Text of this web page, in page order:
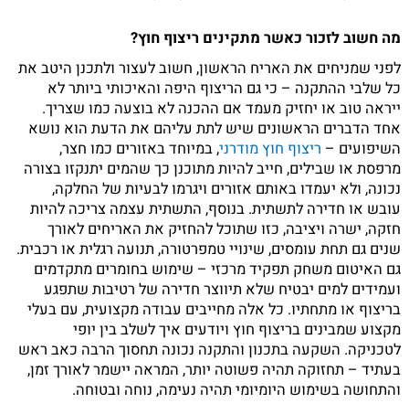
מה חשוב לזכור כאשר מתקינים ריצוף חוץ?
לפני שמניחים את האריח הראשון, חשוב לעצור ולתכנן היטב את
כל שלבי ההתקנה – כי גם הריצוף היפה והאיכותי ביותר לא
ייראה טוב או יחזיק מעמד אם ההכנה לא בוצעה כמו שצריך.
אחד הדברים הראשונים שיש לתת עליהם את הדעת הוא נושא
השיפועים – ריצוף חוץ מודרני, במיוחד באזורים כמו חצר,
מרפסת או שבילים, חייב להיות מתוכנן כך שהמים יתנקזו בצורה
נכונה, ולא יעמדו באותם אזורים ויגרמו לבעיות של החלקה,
עובש או חדירה לתשתית. בנוסף, התשתית עצמה צריכה להיות
חזקה, ישרה ויציבה, כזו שתוכל להחזיק את האריחים לאורך
שנים גם תחת עומסים, שינויי טמפרטורה, תנועה רגלית או רכבית.
גם האיטום משחק תפקיד מרכזי – שימוש בחומרים מתקדמים
ועמידים למים יבטיח שלא תיווצר חדירה של רטיבות שתפגע
בריצוף או מתחתיו. כל אלה מחייבים עבודה מקצועית, עם בעלי
מקצוע שמבינים בריצוף חוץ ויודעים איך לשלב בין יופי
לטכניקה. השקעה בתכנון והתקנה נכונה תחסוך הרבה כאב ראש
בעתיד – תחזוקה תהיה פשוטה יותר, המראה יישמר לאורך זמן,
והתחושה בשימוש היומיומי תהיה נעימה, נוחה ובטוחה.